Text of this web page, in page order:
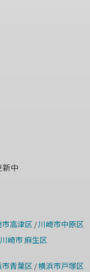
中
市高津区/ 川崎市中原区
川崎市 麻生区
青葉区/横浜市戸塚区